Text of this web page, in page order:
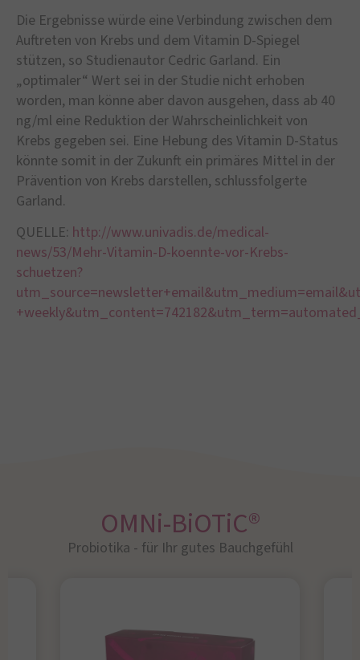
Die Ergebnisse würde eine Verbindung zwischen dem
Auftreten von Krebs und dem Vitamin D-Spiegel
stützen, so Studienautor Cedric Garland. Ein
„optimaler“ Wert sei in der Studie nicht erhoben
worden, man könne aber davon ausgehen, dass ab 40
ng/ml eine Reduktion der Wahrscheinlichkeit von
Krebs gegeben sei. Eine Hebung des Vitamin D-Status
könnte somit in der Zukunft ein primäres Mittel in der
Prävention von Krebs darstellen, schlussfolgerte
Garland.
QUELLE: http://www.univadis.de/medical-
news/53/Mehr-Vitamin-D-koennte-vor-Krebs-
schuetzen?
OMNi-BiOTiC®
Probiotika - für Ihr gutes Bauchgefühl​